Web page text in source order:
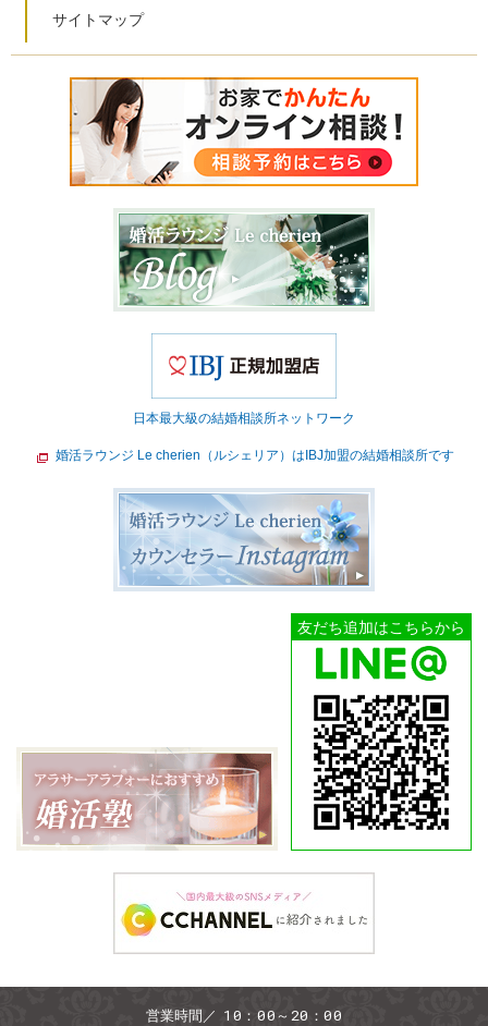
サイトマップ
日本最大級の結婚相談所ネットワーク
婚活ラウンジ Le cherien（ルシェリア）はIBJ加盟の結婚相談所です
友だち追加はこちらから
営業時間／ 10：00～20：00